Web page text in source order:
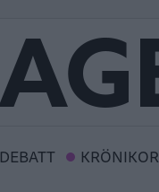
DEBATT KRÖNIKOR